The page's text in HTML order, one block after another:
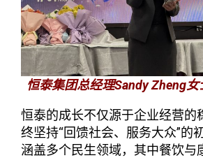
恒泰集团总经理Sandy Zheng
恒泰的成长不仅源于企业经营的
终坚持“回馈社会、服务大众”的
涵盖多个民生领域，其中餐饮与